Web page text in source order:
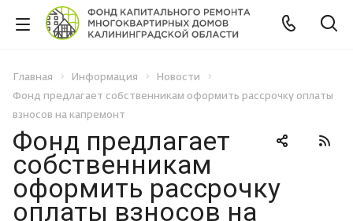
Главная Информация
Новости
Фонд предлагает собственникам оформить рассрочку оплаты
взносов на капремонт
Фонд предлагает
собственникам
оформить рассрочку
оплаты взносов на